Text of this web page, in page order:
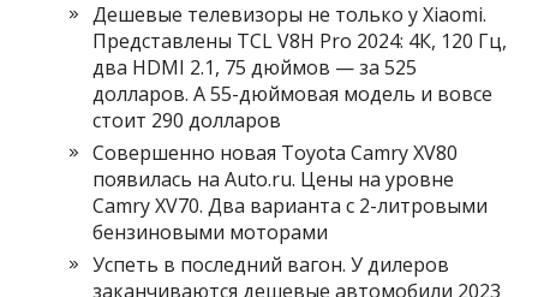
Дешевые телевизоры не только у Xiaomi.
Представлены TCL V8H Pro 2024: 4К, 120 Гц,
два HDMI 2.1, 75 дюймов — за 525
долларов. А 55-дюймовая модель и вовсе
стоит 290 долларов
Совершенно новая Toyota Camry XV80
появилась на Auto.ru. Цены на уровне
Camry XV70. Два варианта с 2-литровыми
бензиновыми моторами
Успеть в последний вагон. У дилеров
заканчиваются дешевые автомобили 2023